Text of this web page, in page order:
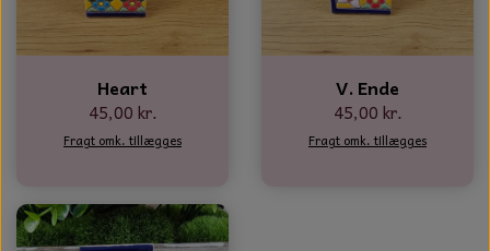
NOTES OG GÆSTEBØGER
DUFTBLOKKE OG TILBEHØR
Heart
45,00 kr.
Fragt omk. tillægges
V. Ende
45,00 kr.
Fragt omk. tillægges